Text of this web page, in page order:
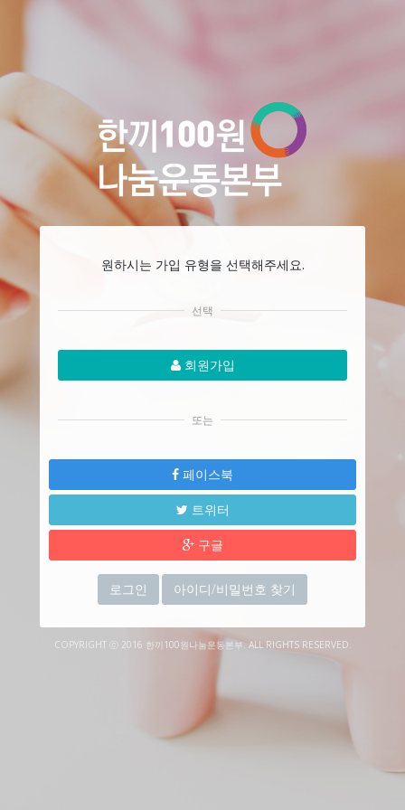
원하시는 가입 유형을 선택해주세요.
선택
회원가입
또는
페이스북
트위터
구글
로그인 아이디/비밀번호 찾기
COPYRIGHT ⓒ 2016 한끼100원나눔운동본부. ALL RIGHTS RESERVED.